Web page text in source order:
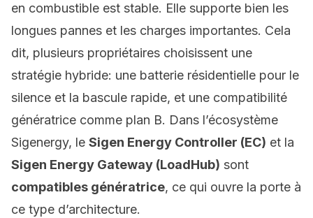
en combustible est stable. Elle supporte bien les
longues pannes et les charges importantes. Cela
dit, plusieurs propriétaires choisissent une
stratégie hybride: une batterie résidentielle pour le
silence et la bascule rapide, et une compatibilité
génératrice comme plan B. Dans l’écosystème
Sigenergy, le Sigen Energy Controller (EC) et la
Sigen Energy Gateway (LoadHub) sont
compatibles génératrice, ce qui ouvre la porte à
ce type d’architecture.